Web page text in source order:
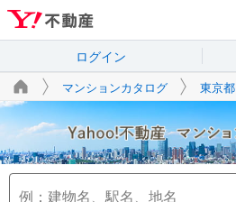
ログイン
マンションカタログ 東京都